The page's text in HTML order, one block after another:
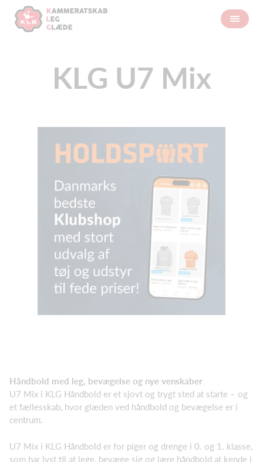
KLG U7 Mix
Håndbold med leg, bevægelse og nye venskaber
U7 Mix i KLG Håndbold er et sjovt og trygt sted at starte – og
et fællesskab, hvor glæden ved håndbold og bevægelse er i
centrum.
U7 Mix i KLG Håndbold er for piger og drenge i 0. og 1. klasse,
som har lyst til at lege, bevæge sig og lære håndbold at kende i